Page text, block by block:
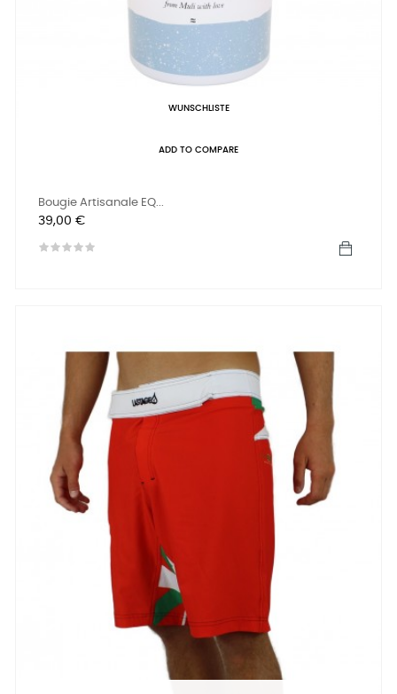
WUNSCHLISTE
ADD TO COMPARE
Bougie Artisanale EQ...
Preis
39,00 €